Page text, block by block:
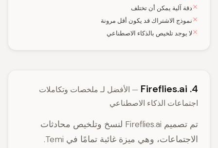
دقة آلية يمكن أن تختلف
نموذج الاشتراك قد يكون أقل مرونة
لا يوجد تلخيص بالذكاء الاصطناعي
4. Fireflies.ai
— الأفضل لـ ملخصات وتكاملات
اجتماعات الذكاء الاصطناعي
تم تصميم Fireflies.ai لنسخ وتلخيص محادثات
الاجتماعات، وهي ميزة غائبة تمامًا في Temi.